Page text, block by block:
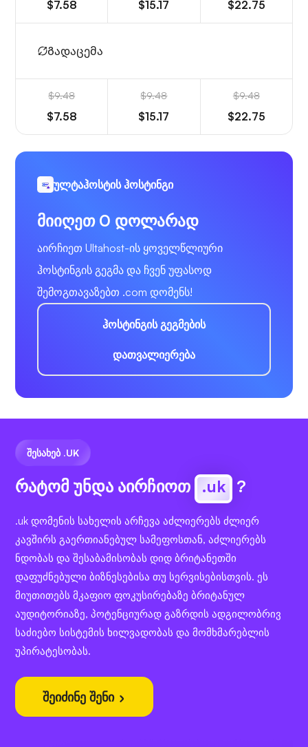
$7.58 $15.17 $22.75
Გადაცემა
$9.48
$7.58
$9.48
$15.17
$9.48
$22.75
ულტაჰოსტის ჰოსტინგი
მიიღეთ 0 დოლარად
აირჩიეთ Ultahost-ის ყოველწლიური
ჰოსტინგის გეგმა და ჩვენ უფასოდ
შემოგთავაზებთ .com დომენს!
ჰოსტინგის გეგმების
დათვალიერება
ᲨᲔᲡᲐᲮᲔᲑ .UK
რატომ უნდა აირჩიოთ .uk ?
.uk დომენის სახელის არჩევა აძლიერებს ძლიერ
კავშირს გაერთიანებულ სამეფოსთან, აძლიერებს
ნდობას და შესაბამისობას დიდ ბრიტანეთში
დაფუძნებული ბიზნესებისა თუ სერვისებისთვის. ეს
მიუთითებს მკაფიო ფოკუსირებაზე ბრიტანულ
აუდიტორიაზე, პოტენციურად გაზრდის ადგილობრივ
საძიებო სისტემის ხილვადობას და მომხმარებლის
უპირატესობას.
შეიძინე შენი